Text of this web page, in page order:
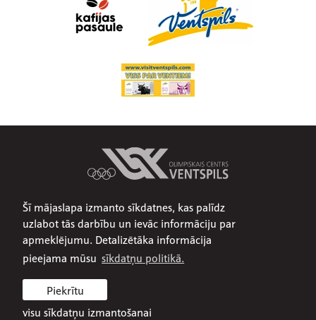
Šī mājaslapa izmanto sīkdatnes, kas palīdz
uzlabot tās darbību un ievāc informāciju par
apmeklējumu. Detalizētāka informācija
pieejama mūsu sīkdatņu politikā.
Piekrītu
visu sīkdatņu izmantošanai
Par mums
Publiskojamā informācija
Iepirkumi